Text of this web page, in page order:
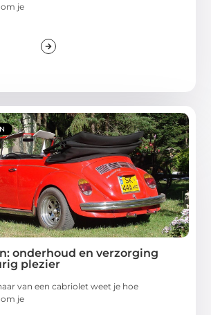
je
onderhoud en verzorging
plezier
van een cabriolet weet je hoe
je